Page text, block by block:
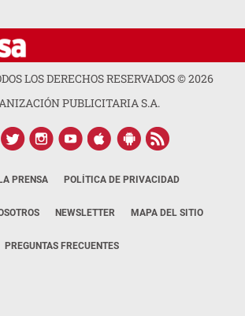
LOS DERECHOS RESERVADOS ©2026
PUBLICITARIA S.A.
PRENSA POLÍTICA DE PRIVACIDAD
NEWSLETTER MAPA DEL SITIO
PREGUNTAS FRECUENTES